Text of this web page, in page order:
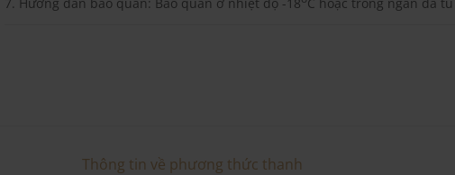
Thông tin về phương thức thanh